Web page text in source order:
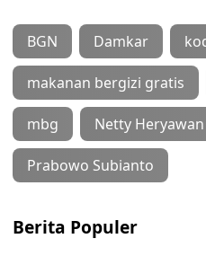
BGN Damkar
makanan bergizi gratis
mbg Netty Heryawan
Prabowo Subianto
Berita Populer